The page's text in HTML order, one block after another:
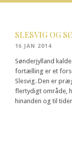
SLESVIG OG
16 JAN 2014
Sønderjylland
fortælling er et
Slesvig. Den er
flertydigt område,
hinanden og til